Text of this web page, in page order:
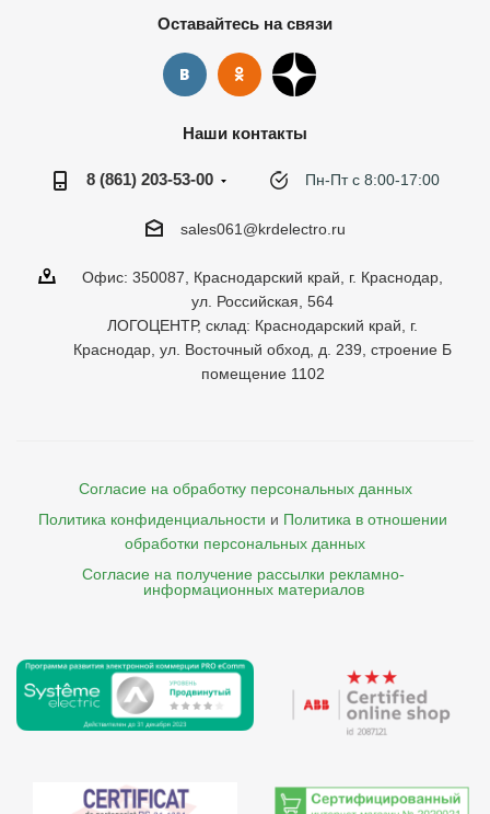
Оставайтесь на связи
Наши контакты
8 (861) 203-53-00 Пн-Пт с 8:00-17:00
sales061@krdelectro.ru
Офис: 350087, Краснодарский край, г. Краснодар,
ул. Российская, 564
ЛОГОЦЕНТР, склад: Краснодарский край, г.
Краснодар, ул. Восточный обход, д. 239, строение Б
помещение 1102
Согласие на обработку персональных данных
Политика конфиденциальности и Политика в отношении
обработки персональных данных
Согласие на получение рассылки рекламно-
    информационных материалов